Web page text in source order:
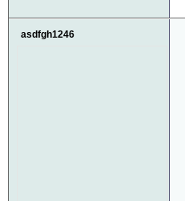
asdfgh1246